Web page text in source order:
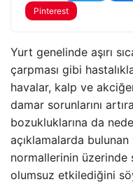
Pinterest
Yurt genelinde aşırı
çarpması gibi
havalar, kalp ve
damar sorunlarını
bozukluklarına da
açıklamalarda
normallerinin üzerinde
olumsuz etkilediğini